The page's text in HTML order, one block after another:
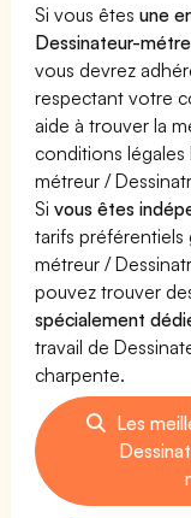
Si vous êtesune
Dessinateur-
vous devrez
respectant votre
aide à trouver la
conditions légales
métreur /
Sivous êtes
tarifs préférentiels
métreur /
pouvez trouver
spécialement
travail de
charpente.
Les